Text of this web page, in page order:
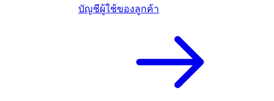
บัญชีผู้ใช้ของลูกค้า